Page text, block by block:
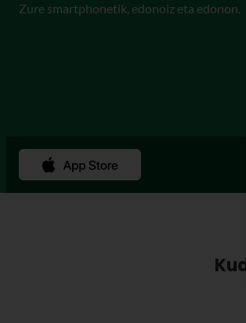
Zure smartphonetik, edonoiz eta edonon.